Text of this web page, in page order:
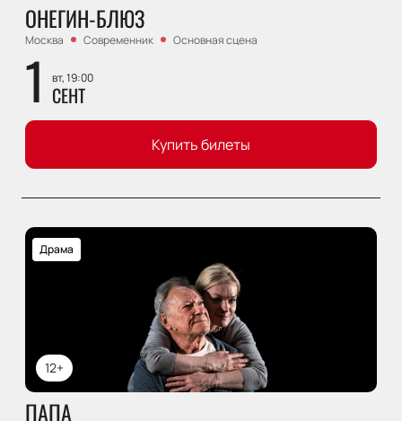
ОНЕГИН-БЛЮЗ
Москва Современник Основная сцена
1 вт, 19:00
СЕНТ
Купить билеты
12+
Драма
ПАПА